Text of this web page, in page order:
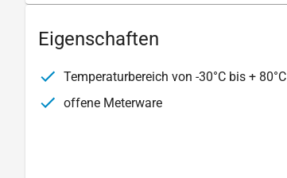
Eigenschaften
Temperaturbereich von -30°C bis + 80°C
offene Meterware